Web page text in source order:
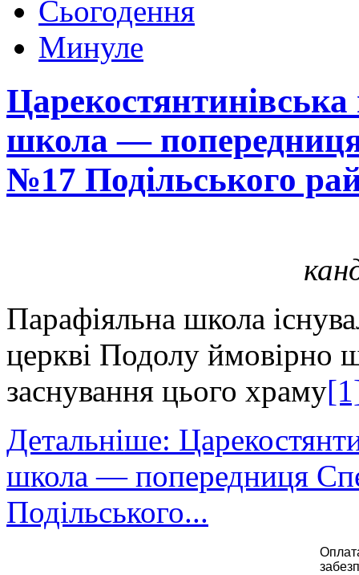
Сьогодення
Минуле
школа — попередниця
№17 Подільського
Парафіяльна школа
церкві Подолу ймовірно
заснування цього храму
Детальніше:
школа — попередниця
Подільського...